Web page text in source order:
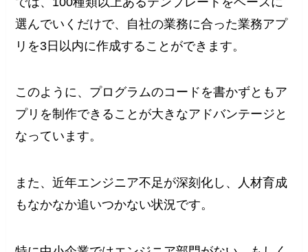
選んでいくだけで、自社の業務に合った業務アプ
リを3日以内に作成することができます。
このように、プログラムのコードを書かずともア
プリを制作できることが大きなアドバンテージと
なっています。
また、近年エンジニア不足が深刻化し、人材育成
もなかなか追いつかない状況です。